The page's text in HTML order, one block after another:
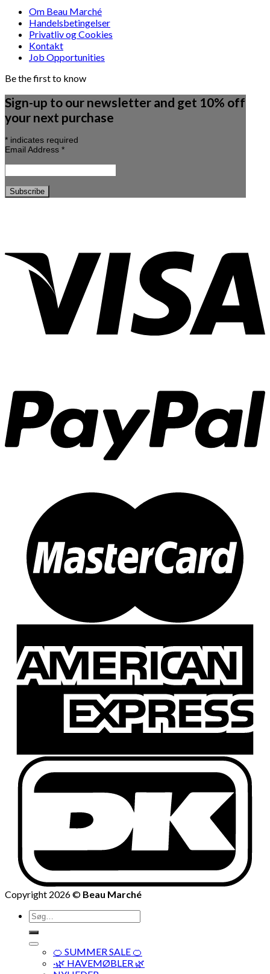
Om Beau Marché
Handelsbetingelser
Privatliv og Cookies
Kontakt
Job Opportunities
Be the first to know
Sign-up to our newsletter and get 10% off
your next purchase
* indicates required
Email Address *
Copyright 2026 © Beau Marché
Søg
efter:
🍊 SUMMER SALE 🍊
·🌿 HAVEMØBLER 🌿